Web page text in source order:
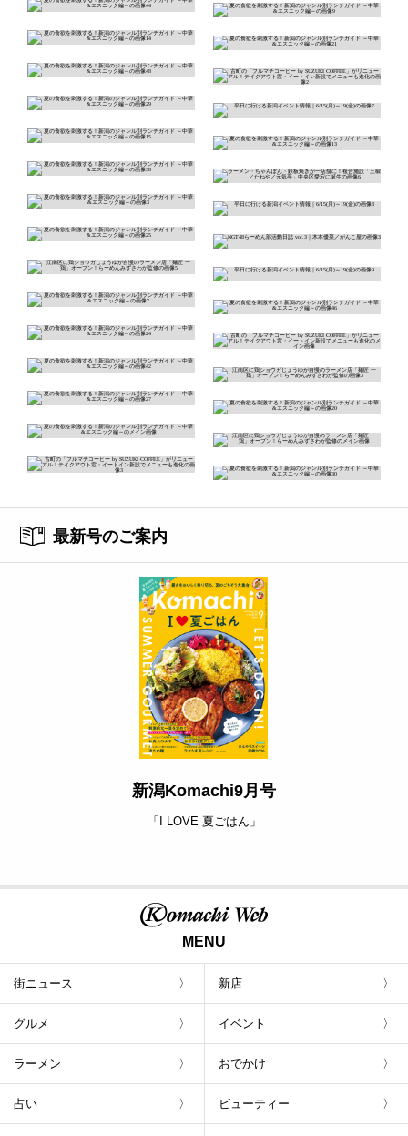
最新号のご案内
新潟Komachi9月号
「I LOVE 夏ごはん」
MENU
街ニュース 新店
グルメ イベント
ラーメン おでかけ
占い ビューティー